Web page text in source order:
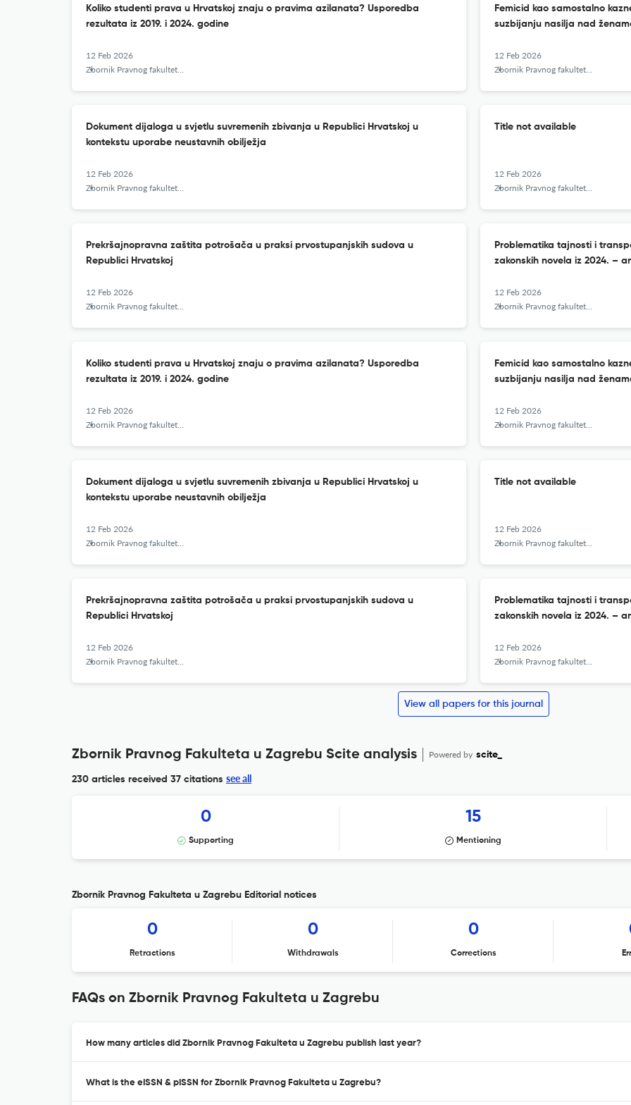
Koliko studenti prava u Hrvatskoj znaju o pravima azilanata? Usporedba
rezultata iz 2019. i 2024. godine
12 Feb 2026
Zbornik Pravnog fakulteta u Zagrebu
Femicid kao samostalno
suzbijanju nasilja nad
12 Feb 2026
Zbornik Pravnog fakulteta u Zagrebu
Dokument dijaloga u svjetlu suvremenih zbivanja u Republici Hrvatskoj u
kontekstu uporabe neustavnih obilježja
12 Feb 2026
Zbornik Pravnog fakulteta u Zagrebu
Title not available
12 Feb 2026
Zbornik Pravnog fakulteta u Zagrebu
Prekršajnopravna zaštita potrošača u praksi prvostupanjskih sudova u
Republici Hrvatskoj
12 Feb 2026
Zbornik Pravnog fakulteta u Zagrebu
Problematika tajnosti i
zakonskih novela iz 2024. –
12 Feb 2026
Zbornik Pravnog fakulteta u Zagrebu
Koliko studenti prava u Hrvatskoj znaju o pravima azilanata? Usporedba
rezultata iz 2019. i 2024. godine
12 Feb 2026
Zbornik Pravnog fakulteta u Zagrebu
Femicid kao samostalno
suzbijanju nasilja nad
12 Feb 2026
Zbornik Pravnog fakulteta u Zagrebu
Dokument dijaloga u svjetlu suvremenih zbivanja u Republici Hrvatskoj u
kontekstu uporabe neustavnih obilježja
12 Feb 2026
Zbornik Pravnog fakulteta u Zagrebu
Title not available
12 Feb 2026
Zbornik Pravnog fakulteta u Zagrebu
Prekršajnopravna zaštita potrošača u praksi prvostupanjskih sudova u
Republici Hrvatskoj
12 Feb 2026
Zbornik Pravnog fakulteta u Zagrebu
Problematika tajnosti i
zakonskih novela iz 2024. –
12 Feb 2026
Zbornik Pravnog fakulteta u Zagrebu
View all papers for this journal
Zbornik Pravnog Fakulteta u Zagrebu Scite analysis Powered by scite_
230 articles received 37 citations see all
0
Supporting
15
Mentioning
Zbornik Pravnog Fakulteta u Zagrebu Editorial notices
0
Retractions
0
Withdrawals
0
Corrections
FAQs on Zbornik Pravnog Fakulteta u Zagrebu
How many articles did Zbornik Pravnog Fakulteta u Zagrebu publish last year?
What is the eISSN & pISSN for Zbornik Pravnog Fakulteta u Zagrebu?